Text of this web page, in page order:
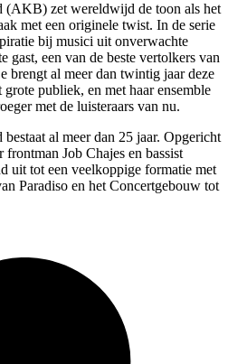
(AKB) zet wereldwijd de toon als het
met een originele twist. In de serie
bij musici uit onverwachte
gast, een van de beste vertolkers van
brengt al meer dan twintig jaar deze
publiek, en met haar ensemble
met de luisteraars van nu.
al meer dan 25 jaar. Opgericht
Job Chajes en bassist
uit tot een veelkoppige formatie met
Paradiso en het Concertgebouw tot